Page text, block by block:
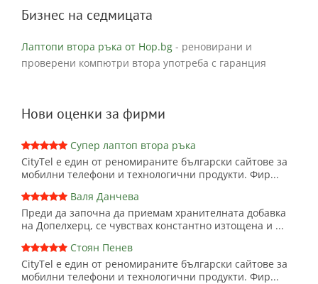
Бизнес на седмицата
Лаптопи втора ръка от Hop.bg - реновирани и
проверени компютри втора употреба с гаранция
Нови оценки за фирми
Супер лаптоп втора ръка
CityTel е един от реномираните български сайтове за
мобилни телефони и технологични продукти. Фир...
Валя Данчева
Преди да започна да приемам хранителната добавка
на Допелхерц, се чувствах константно изтощена и ...
Стоян Пенев
CityTel е един от реномираните български сайтове за
мобилни телефони и технологични продукти. Фир...